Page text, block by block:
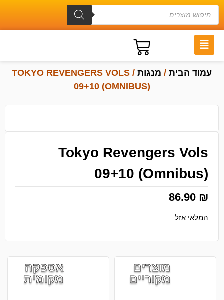
עמוד הבית / מנגות
/ TOKYO REVENGERS VOLS
09+10 (OMNIBUS)
Tokyo Revengers Vols
09+10 (Omnibus)
86.90 ₪
המלאי אזל
מוצרים
מקוריים
אספקה
מקומית